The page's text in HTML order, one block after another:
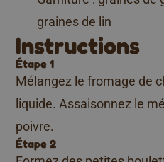
graines de lin
Instructions
Étape 1
Mélangez le fromage de
liquide. Assaisonnez le
poivre.
Étape 2